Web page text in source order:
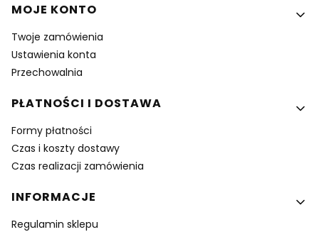
MOJE KONTO
Twoje zamówienia
Ustawienia konta
Przechowalnia
PŁATNOŚCI I DOSTAWA
Formy płatności
Czas i koszty dostawy
Czas realizacji zamówienia
INFORMACJE
Regulamin sklepu